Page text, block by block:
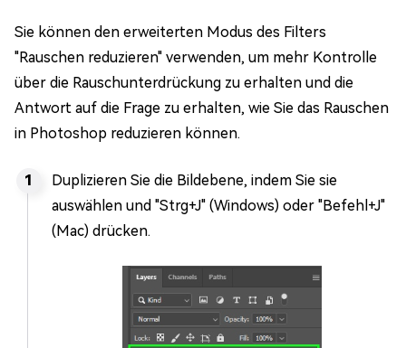
Sie können den erweiterten Modus des Filters
"Rauschen reduzieren" verwenden, um mehr Kontrolle
über die Rauschunterdrückung zu erhalten und die
Antwort auf die Frage zu erhalten, wie Sie das Rauschen
in Photoshop reduzieren können.
Duplizieren Sie die Bildebene, indem Sie sie
auswählen und "Strg+J" (Windows) oder "Befehl+J"
(Mac) drücken.